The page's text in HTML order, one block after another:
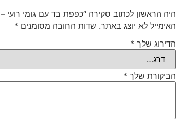
היה הראשון לכתוב סקירה “כפפת בד עם גומי רועי – 3”
האימייל לא יוצג באתר. שדות החובה מסומנים *
הדירוג שלך *
הביקורת שלך *